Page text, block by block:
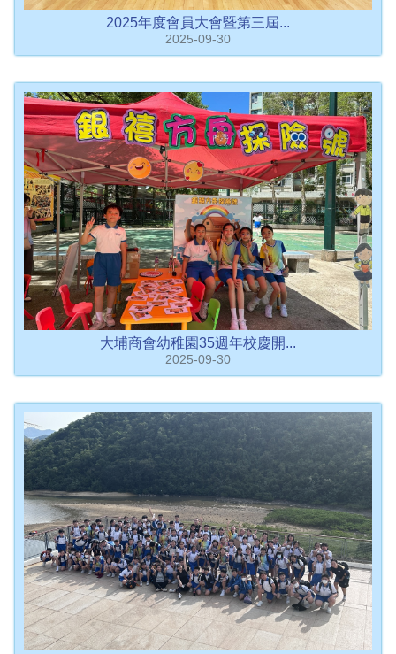
2025年度會員大會暨第三屆...
2025-09-30
大埔商會幼稚園35週年校慶開...
2025-09-30